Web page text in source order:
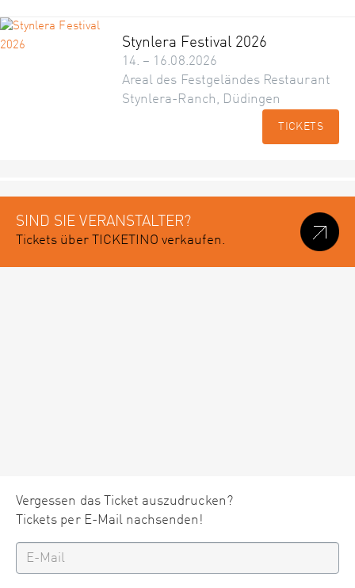
Stynlera Festival 2026
14. – 16.08.2026
Areal des Festgeländes Restaurant
Stynlera-Ranch, Düdingen
TICKETS
SIND SIE VERANSTALTER?
Tickets über TICKETINO verkaufen.
Vergessen das Ticket auszudrucken?
Tickets per E-Mail nachsenden!